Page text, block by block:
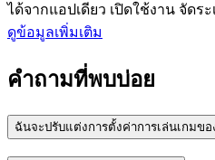
ได้จากแอปเดียว เปิดใช้งาน จัดร
ดูข้อมูลเพิ่มเติม
คำถามที่พบบ่อย
ฉันจะปรับแต่งการตั้งค่าการเล่นเกมข